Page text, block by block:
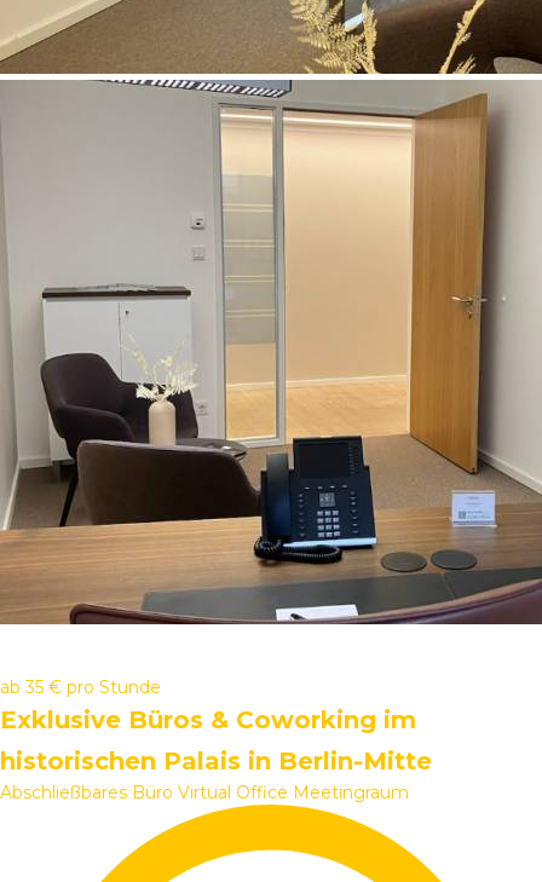
ab 35 € pro Stunde
Exklusive Büros & Coworking im
historischen Palais in Berlin-Mitte
Abschließbares Büro Virtual Office Meetingraum